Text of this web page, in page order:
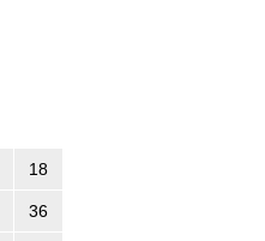
18
36